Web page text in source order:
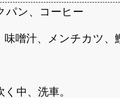
パン、コーヒー
味噌汁、メンチカツ、
中、洗車。